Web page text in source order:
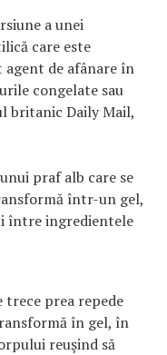
a unei
care este
agent de afânare în
congelate sau
britanic Daily Mail,
praf alb care se
într-un gel,
între ingredientele
trece prea repede
în gel, în
reuşind să